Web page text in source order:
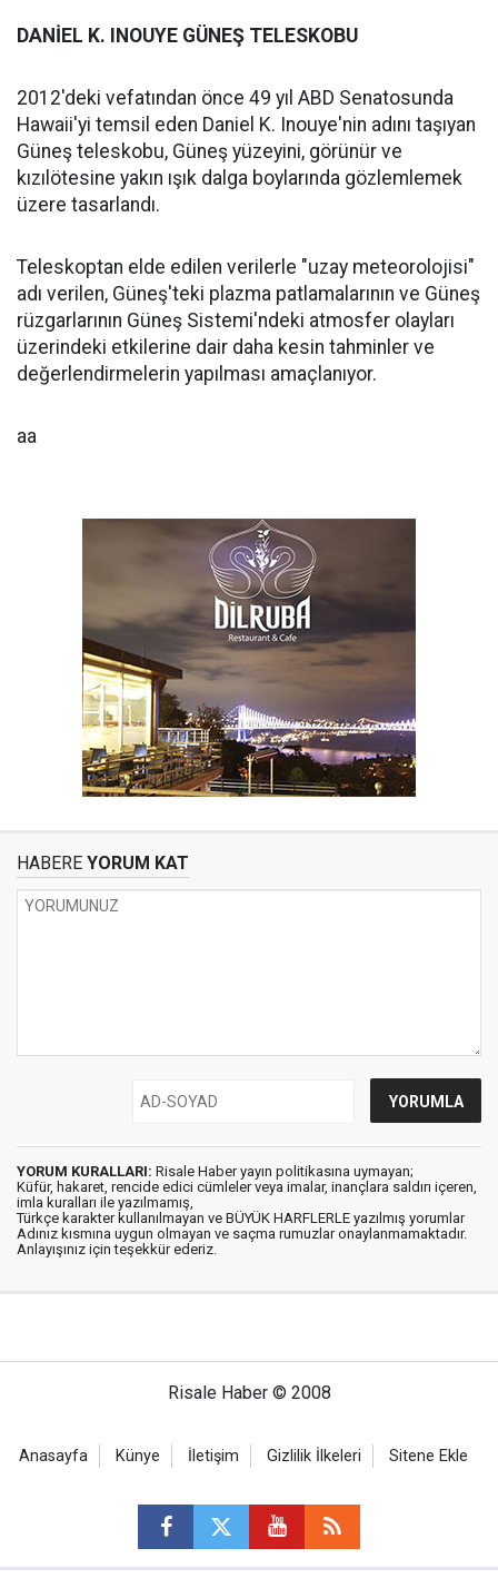
DANİEL K. INOUYE GÜNEŞ TELESKOBU
2012'deki vefatından önce 49 yıl ABD Senatosunda
Hawaii'yi temsil eden Daniel K. Inouye'nin adını taşıyan
Güneş teleskobu, Güneş yüzeyini, görünür ve
kızılötesine yakın ışık dalga boylarında gözlemlemek
üzere tasarlandı.
Teleskoptan elde edilen verilerle "uzay meteorolojisi"
adı verilen, Güneş'teki plazma patlamalarının ve Güneş
rüzgarlarının Güneş Sistemi'ndeki atmosfer olayları
üzerindeki etkilerine dair daha kesin tahminler ve
değerlendirmelerin yapılması amaçlanıyor.
aa
HABERE YORUM KAT
YORUM KURALLARI: Risale Haber yayın politikasına uymayan;
Küfür, hakaret, rencide edici cümleler veya imalar, inançlara saldırı içeren,
imla kuralları ile yazılmamış,
Türkçe karakter kullanılmayan ve BÜYÜK HARFLERLE yazılmış yorumlar
Adınız kısmına uygun olmayan ve saçma rumuzlar onaylanmamaktadır.
Anlayışınız için teşekkür ederiz.
Risale Haber © 2008
Anasayfa Künye İletişim Gizlilik İlkeleri Sitene Ekle